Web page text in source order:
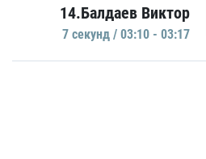
14.Балдаев Виктор
7 секунд / 03:10 - 03:17